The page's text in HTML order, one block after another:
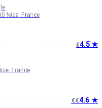
Nice, France
€4.5 ★
France
€€4.6 ★